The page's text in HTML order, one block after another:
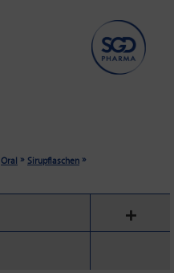
Oral » Sirupflaschen »